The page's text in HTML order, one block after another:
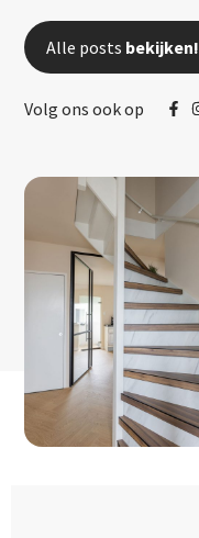
Alle posts bekijken!
Volg ons ook op